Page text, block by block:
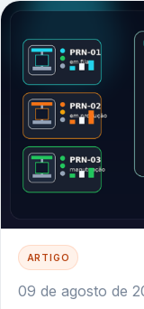
ARTIGO
09 de agosto de